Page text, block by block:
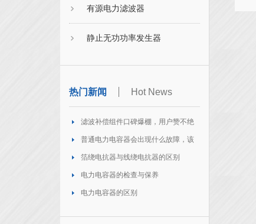
有源电力滤波器
静止无功功率发生器
热门新闻 Hot News
滤波补偿组件口碑爆棚，用户赞不绝
口
普通电力电容器会出现什么故障，该
如何处理
箔绕电抗器与线绕电抗器的区别
电力电容器的检查与保养
电力电容器的区别